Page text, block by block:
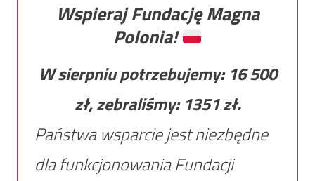
Wspieraj Fundację Magna
Polonia!
W sierpniu potrzebujemy: 16 500
zł, zebraliśmy: 1351zł.
Państwa wsparcie jest niezbędne
dla funkcjonowania Fundacji